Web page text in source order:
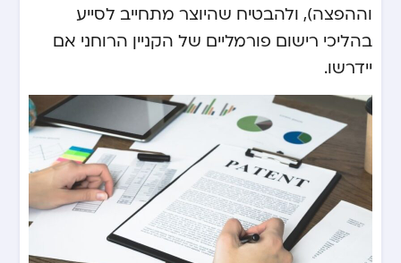
וההפצה), ולהבטיח שהיוצר מתחייב לסייע
בהליכי רישום פורמליים של הקניין הרוחני אם
יידרשו.